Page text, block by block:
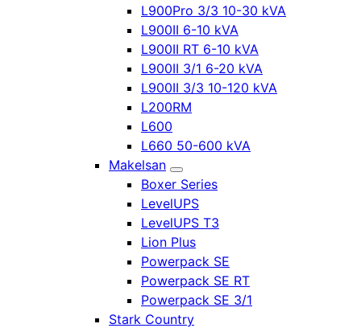
L900Pro 3/3 10-30 kVA
L900II 6-10 kVA
L900II RT 6-10 kVA
L900II 3/1 6-20 kVA
L900II 3/3 10-120 kVA
L200RM
L600
L660 50-600 kVA
Makelsan
Boxer Series
LevelUPS
LevelUPS T3
Lion Plus
Powerpack SE
Powerpack SE RT
Powerpack SE 3/1
Stark Country